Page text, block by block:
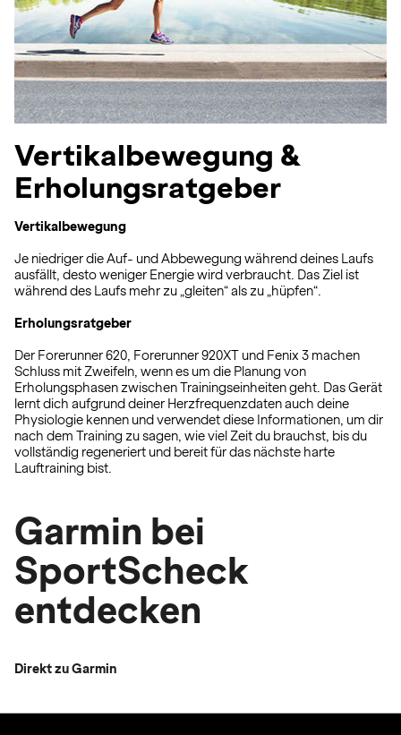
Vertikalbewegung &
Erholungsratgeber
Vertikalbewegung
Je niedriger die Auf- und Abbewegung während deines Laufs
ausfällt, desto weniger Energie wird verbraucht. Das Ziel ist
während des Laufs mehr zu „gleiten“ als zu „hüpfen“.
Erholungsratgeber
Der Forerunner 620, Forerunner 920XT und Fenix 3 machen
Schluss mit Zweifeln, wenn es um die Planung von
Erholungsphasen zwischen Trainingseinheiten geht. Das Gerät
lernt dich aufgrund deiner Herzfrequenzdaten auch deine
Physiologie kennen und verwendet diese Informationen, um dir
nach dem Training zu sagen, wie viel Zeit du brauchst, bis du
vollständig regeneriert und bereit für das nächste harte
Lauftraining bist.
Garmin bei
SportScheck
entdecken
Direkt zu Garmin